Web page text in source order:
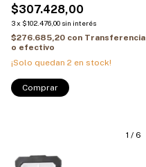
$307.428,00
3x $102.476,00 sin interés
$276.685,20 con Transferencia
o efectivo
¡Solo quedan 2 en stock!
1 / 6